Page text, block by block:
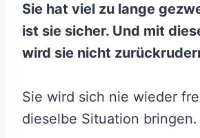
Sie hat viel zu lange
ist sie sicher. Und mit
wird sie nicht
Sie wird sich nie wieder
dieselbe Situation bringen.